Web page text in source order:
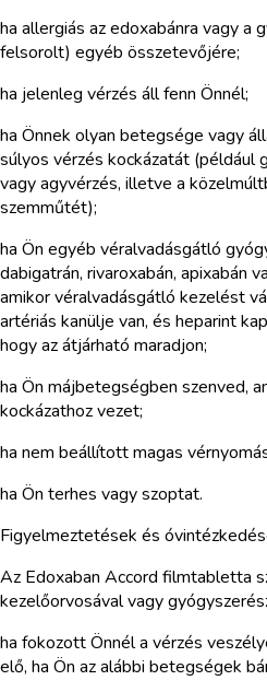
ha allergiás az edoxabánra vagy a
felsorolt) egyéb összetevőjére;
ha jelenleg vérzés áll fenn Önnél;
ha Önnek olyan betegsége vagy
súlyos vérzés kockázatát (például
vagy agyvérzés, illetve a
szemműtét);
ha Ön egyéb véralvadásgátló
dabigatrán, rivaroxabán, apixabán
amikor véralvadásgátló kezelést
artériás kanülje van, és heparint
hogy az átjárható maradjon;
ha Ön májbetegségben szenved,
kockázathoz vezet;
ha nem beállított magas
ha Ön terhes vagy szoptat.
Figyelmeztetések és
Az Edoxaban Accord filmtabletta
kezelőorvosával vagy
ha fokozott Önnél a vérzés
elő, ha Ön az alábbi betegségek